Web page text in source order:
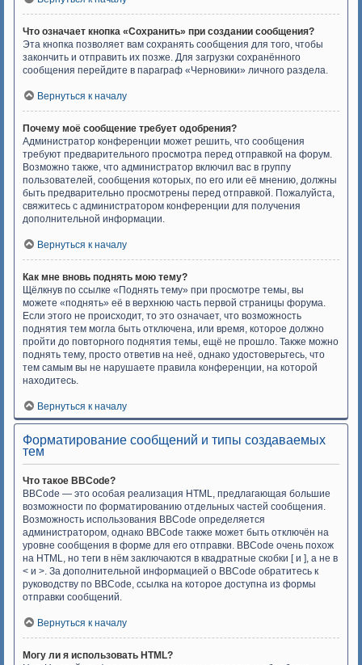
Что означает кнопка «Сохранить» при создании сообщения?
Эта кнопка позволяет вам сохранять сообщения для того, чтобы
закончить и отправить их позже. Для загрузки сохранённого
сообщения перейдите в параграф «Черновики» личного раздела.
Вернуться к началу
Почему моё сообщение требует одобрения?
Администратор конференции может решить, что сообщения
требуют предварительного просмотра перед отправкой на форум.
Возможно также, что администратор включил вас в группу
пользователей, сообщения которых, по его или её мнению, должны
быть предварительно просмотрены перед отправкой. Пожалуйста,
свяжитесь с администратором конференции для получения
дополнительной информации.
Вернуться к началу
Как мне вновь поднять мою тему?
Щёлкнув по ссылке «Поднять тему» при просмотре темы, вы
можете «поднять» её в верхнюю часть первой страницы форума.
Если этого не происходит, то это означает, что возможность
поднятия тем могла быть отключена, или время, которое должно
пройти до повторного поднятия темы, ещё не прошло. Также можно
поднять тему, просто ответив на неё, однако удостоверьтесь, что
тем самым вы не нарушаете правила конференции, на которой
находитесь.
Вернуться к началу
Форматирование сообщений и типы создаваемых
тем
Что такое BBCode?
BBCode — это особая реализация HTML, предлагающая большие
возможности по форматированию отдельных частей сообщения.
Возможность использования BBCode определяется
администратором, однако BBCode также может быть отключён на
уровне сообщения в форме для его отправки. BBCode очень похож
на HTML, но теги в нём заключаются в квадратные скобки [ и ], а не в
< и >. За дополнительной информацией о BBCode обратитесь к
руководству по BBCode, ссылка на которое доступна из формы
отправки сообщений.
Вернуться к началу
Могу ли я использовать HTML?